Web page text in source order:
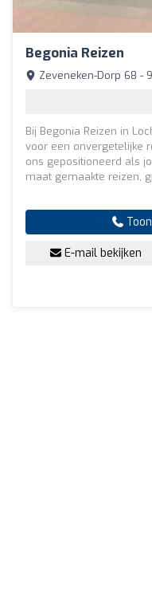
Begonia Reizen
Zeveneken-Dorp 68 -
Bij Begonia Reizen in
voor een onvergetelijke
ons gepositioneerd als
maat gemaakte reizen,
E-mail bekijken